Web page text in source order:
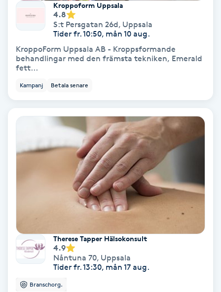
Barber
Barnklippning
BIAB
Blowout
Bottenfärg
Brynformning
Bröllopsuppsättning
Celluliter
Kroppoform Uppsala
4.8
S:t Persgatan 26d, Uppsala
Tider fr. 10:50, mån 10 aug.
KroppoForm Uppsala AB - Kroppsformande
behandlingar med den främsta tekniken, Emerald
fett...
Kampanj Betala senare
Therese Tapper Hälsokonsult
4.9
Nåntuna 70, Uppsala
Tider fr. 13:30, mån 17 aug.
Branschorg.